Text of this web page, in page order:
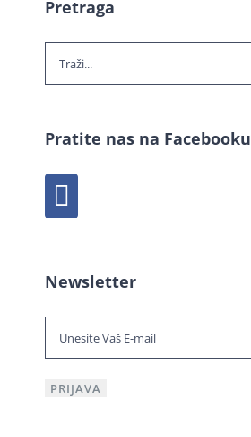
Pretraga
Traži...
Pratite nas na Facebooku
Newsletter